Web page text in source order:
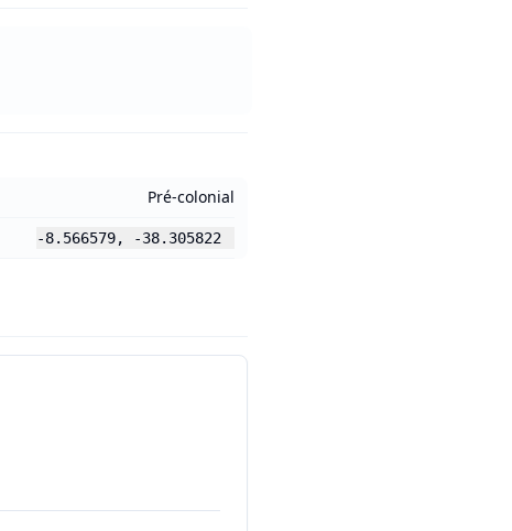
Pré-colonial
-8.566579, -38.305822